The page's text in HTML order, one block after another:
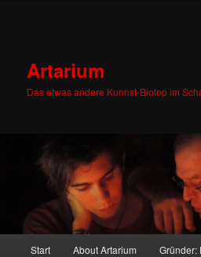
Artarium
Das etwas andere Kunnst-Biotop im
Start About Artarium Gründer: